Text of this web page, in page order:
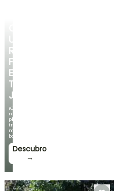
UN
RINCÓN
FRESCO
EN
TU
JARDÍN
¡Con
nuestras
plantas
trepadoras
más
bonitas!
Descubro
→